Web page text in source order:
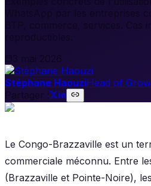
WhatsApp par les entreprises
BTP, commerce, services. Cas
Stéphane HaouziHead of
Partager :
Le Congo-Brazzaville est un
commerciale méconnu. Entre
(Brazzaville et Pointe-Noire),